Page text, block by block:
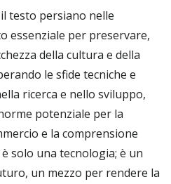
testo persiano nelle
essenziale per preservare,
della cultura e della
le sfide tecniche e
ricerca e nello sviluppo,
potenziale per la
e la comprensione
solo una tecnologia; è un
un mezzo per rendere la